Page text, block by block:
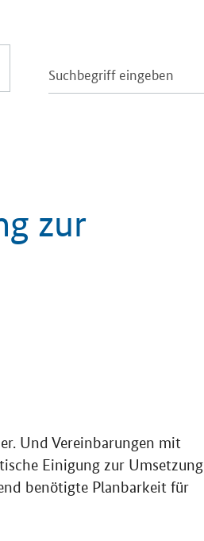
zur
Und Vereinbarungen mit
Einigung zur Umsetzung
benötigte Planbarkeit für